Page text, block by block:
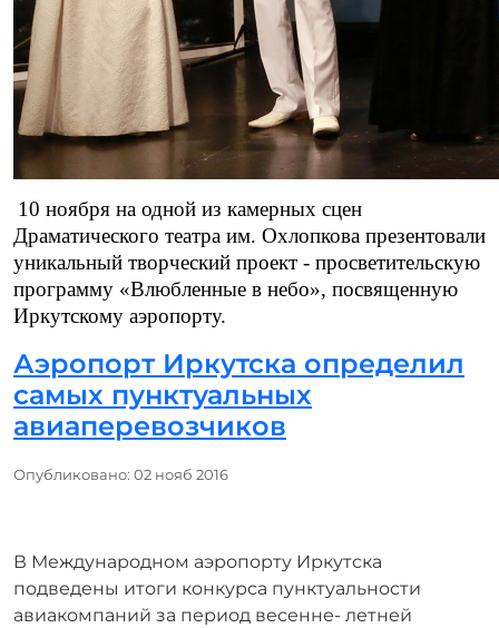
10 ноября на одной из камерных сцен
Драматического театра им. Охлопкова презентовали
уникальный творческий проект - просветительскую
программу «Влюбленные в небо», посвященную
Иркутскому аэропорту.
Аэропорт Иркутска определил
самых пунктуальных
авиаперевозчиков
Информация о материале
Опубликовано: 02 нояб 2016
В Международном аэропорту Иркутска
подведены итоги конкурса пунктуальности
авиакомпаний за период весенне- летней